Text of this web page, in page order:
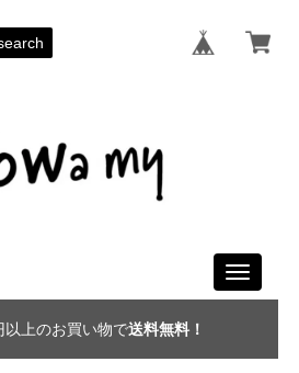
Toggle
以上のお買い物で送料無料！